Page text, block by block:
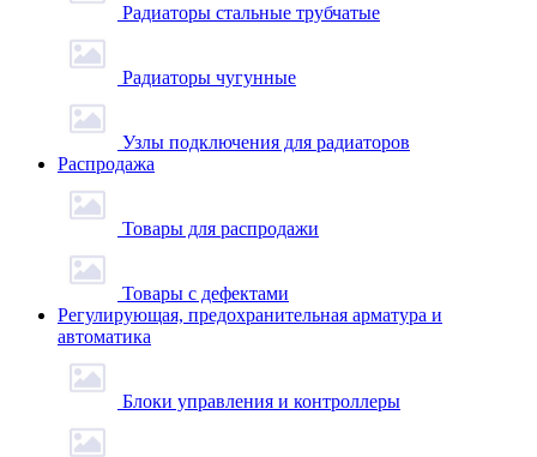
Радиаторы стальные трубчатые
Радиаторы чугунные
Узлы подключения для радиаторов
Распродажа
Товары для распродажи
Товары с дефектами
Регулирующая, предохранительная арматура и
автоматика
Блоки управления и контроллеры